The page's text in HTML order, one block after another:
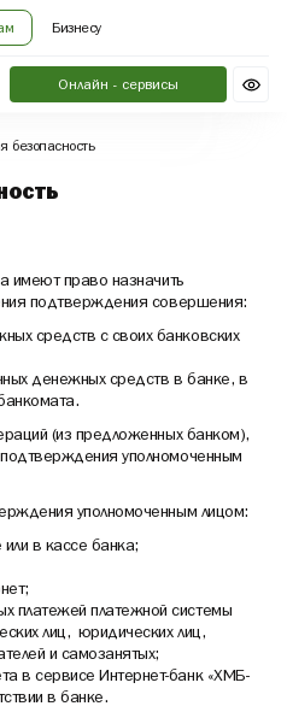
Бизнесу
Онлайн - сервисы
безопасность
имеют право назначить
подтверждения совершения:
средств с своих банковских
денежных средств в банке, в
(из предложенных банком),
уполномоченным
уполномоченным лицом:
в кассе банка;
платежей платежной системы
лиц, юридических лиц,
и самозанятых;
в сервисе Интернет-банк «ХМБ-
в банке.